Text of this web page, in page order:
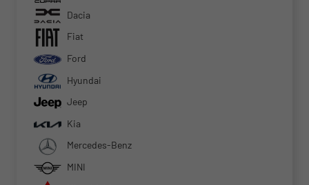
Dacia
Fiat
Ford
Hyundai
Jeep
Kia
Mercedes-Benz
MINI